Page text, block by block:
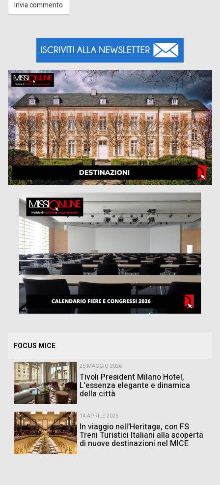
FOCUS MICE
25 MAGGIO 2026
Tivoli President Milano Hotel,
L’essenza elegante e dinamica
della città
14 APRILE 2026
In viaggio nell’Heritage, con FS
Treni Turistici Italiani alla scoperta
di nuove destinazioni nel MICE